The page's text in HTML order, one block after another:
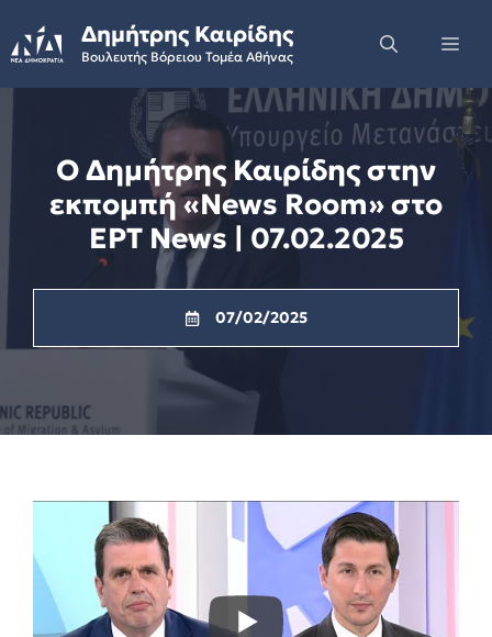
to
content
Δημήτρης Καιρίδης
Βουλευτής Βόρειου Τομέα Αθήνας
Ο Δημήτρης Καιρίδης στην
εκπομπή «News Room» στο
ΕΡΤ News | 07.02.2025
07/02/2025